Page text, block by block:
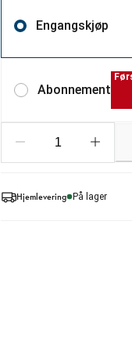
Engangskjøp
Abonnement
Hjemlevering På lager